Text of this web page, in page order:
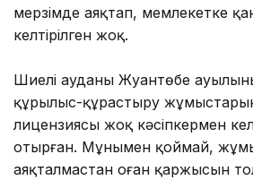
мерзімде аяқтап, мемлекетке
келтірілген жоқ.
Шиелі ауданы Жуантөбе
құрылыс-құрастыру
лицензиясы жоқ кәсіпкермен
отырған. Мұнымен қоймай,
аяқталмастан оған қаржысын